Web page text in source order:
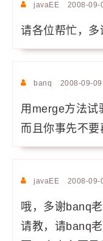
javaEE 2008-09-
请各位帮忙，多
banq 2008-09-
用merge方法试
而且你事先不要
javaEE 2008-09-
哦，多谢banq
请教，请banq